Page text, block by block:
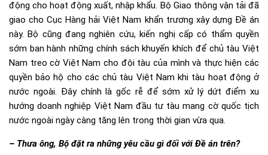
động cho hoạt động xuất, nhập khẩu. Bộ Giao thông vận tải đã
giao cho Cục Hàng hải Việt Nam khẩn trương xây dựng Đề án
này. Bộ cũng đang nghiên cứu, kiến nghị cấp có thẩm quyền
sớm ban hành những chính sách khuyến khích để chủ tàu Việt
Nam treo cờ Việt Nam cho đội tàu của mình và thực hiện các
quyền bảo hộ cho các chủ tàu Việt Nam khi tàu hoạt động ở
nước ngoài. Đây chính là gốc rễ để sớm xử lý dứt điểm xu
hướng doanh nghiệp Việt Nam đầu tư tàu mang cờ quốc tịch
nước ngoài ngày càng tăng lên trong thời gian vừa qua.
– Thưa ông, Bộ đặt ra những yêu cầu gì đối với Đề án trên?